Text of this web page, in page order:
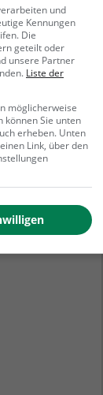
Ort,
Kulinarik zu
nur ein
und
mit einer
köstlichen
und
Kennungen
Die
geteilt oder
unsere Partner
Liste der
möglicherweise
können Sie unten
erheben. Unten
Link, über den